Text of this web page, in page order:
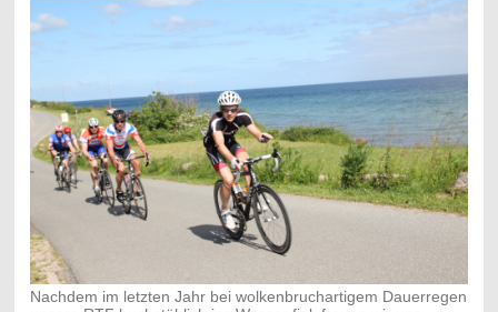
Nachdem im letzten Jahr bei wolkenbruchartigem Dauerregen